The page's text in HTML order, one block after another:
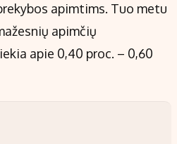
apimtims. Tuo metu
apimčių
apie 0,40 proc. – 0,60